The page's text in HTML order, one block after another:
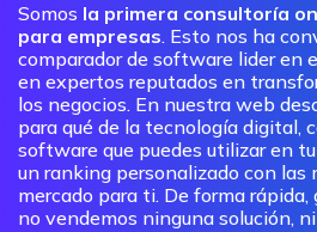
Somos la primera consultoría
para empresas. Esto nos ha
comparador de software lider en
en expertos reputados en
los negocios. En nuestra web
para qué de la tecnología digital,
software que puedes utilizar en
un ranking personalizado con las
mercado para ti. De forma
no vendemos ninguna solución,